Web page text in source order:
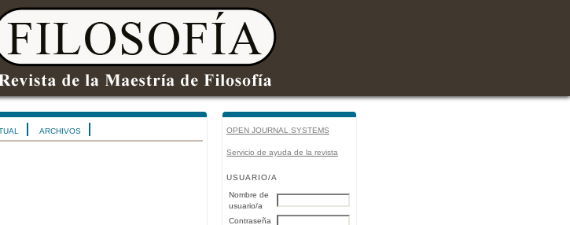
OPEN JOURNAL SYSTEMS
Servicio de ayuda de la revista
USUARIO/A
Nombre de
usuario/a
Contraseña
ARCHIVOS